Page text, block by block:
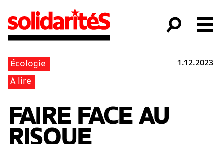
Écologie
À lire
1.12.2023
FAIRE FACE AU
RISQUE